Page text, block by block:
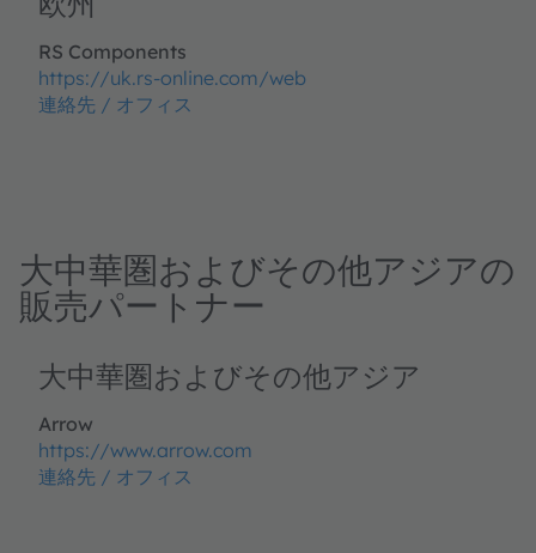
RS Components
https://uk.rs-online.com/web
連絡先 / オフィス
大中華圏およびその他アジアの
販売パートナー
大中華圏およびその他アジア
Arrow
https://www.arrow.com
連絡先 / オフィス